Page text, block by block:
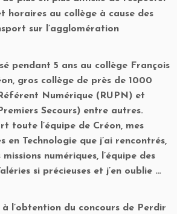
horaires au collège à cause des
sur l’agglomération
pendant 5 ans au collège François
gros collège de près de 1000
Numérique (RUPN) et
Secours) entre autres.
toute l’équipe de Créon, mes
en Technologie que j’ai rencontrés,
numériques, l’équipe des
si précieuses et j’en oublie …
l’obtention du concours de Perdir